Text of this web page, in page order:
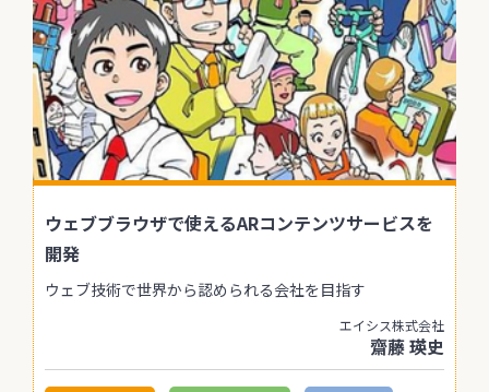
ウェブブラウザで使えるARコンテンツサービスを
開発
ウェブ技術で世界から認められる会社を目指す
エイシス株式会社
齋藤 瑛史